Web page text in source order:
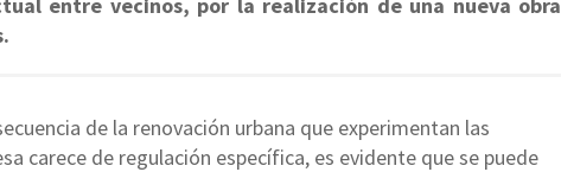
de la renovación urbana que experimentan las
carece de regulación específica, es evidente que se puede